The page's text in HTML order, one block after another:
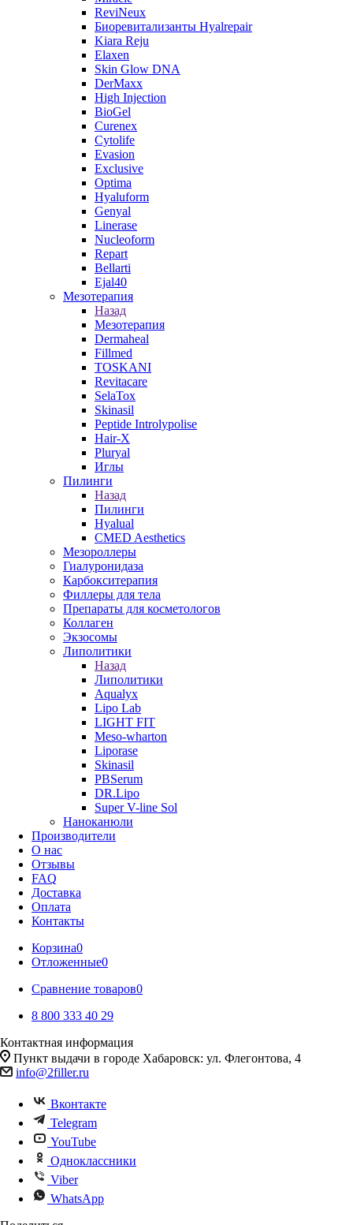
ReviNeux
Биоревитализанты Hyalrepair
Kiara Reju
Elaxen
Skin Glow DNA
DerMaxx
High Injection
BioGel
Curenex
Cytolife
Evasion
Exclusive
Optima
Hyaluform
Genyal
Linerase
Nucleoform
Repart
Bellarti
Ejal40
Мезотерапия
Назад
Мезотерапия
Dermaheal
Fillmed
TOSKANI
Revitacare
SelaTox
Skinasil
Peptide Introlypolise
Hair-X
Pluryal
Иглы
Пилинги
Назад
Пилинги
Hyalual
CMED Aesthetics
Мезороллеры
Гиалуронидаза
Карбокситерапия
Филлеры для тела
Препараты для косметологов
Коллаген
Экзосомы
Липолитики
Назад
Липолитики
Aqualyx
Lipo Lab
LIGHT FIT
Meso-wharton
Liporase
Skinasil
PBSerum
DR.Lipo
Super V-line Sol
Наноканюли
Производители
О нас
Отзывы
FAQ
Доставка
Оплата
Контакты
Корзина0
Отложенные0
Сравнение товаров0
8 800 333 40 29
Контактная информация
Пункт выдачи в городе Хабаровск: ул. Флегонтова, 4
info@2filler.ru
Вконтакте
Telegram
YouTube
Одноклассники
Viber
WhatsApp